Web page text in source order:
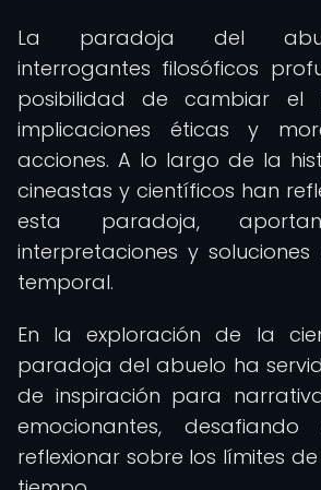
La paradoja del
interrogantes filosóficos
posibilidad de cambiar
implicaciones éticas y
acciones. A lo largo de la
cineastas y científicos han
esta paradoja,
interpretaciones y
temporal.
En la exploración de la
paradoja del abuelo ha
de inspiración para
emocionantes,
reflexionar sobre los límites